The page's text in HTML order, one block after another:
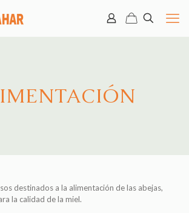
destinados a la alimentación de las abejas,
la calidad de la miel.